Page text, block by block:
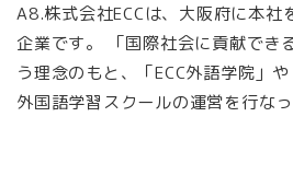
A8.株式会社ECCは、大阪府に本社
企業です。 「国際社会に貢献でき
う理念のもと、「ECC外語学院」
外国語学習スクールの運営を行なっ